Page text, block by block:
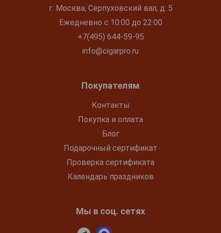
г. Москва, Серпуховский вал, д. 5
Ежедневно с 10:00 до 22:00
+7(495) 644-59-95
info@cigarpro.ru
Покупателям
Контакты
Покупка и оплата
Блог
Подарочный сертификат
Проверка сертификата
Календарь праздников
Мы в соц. сетях